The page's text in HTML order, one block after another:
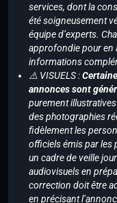
services, dont la
été soigneusement
équipe d’experts.
approfondie pour en
informations
⚠️ VISUELS :
annonces sont
purement
des photographies
fidèlement les
officiels émis par les
un cadre de veille
audiovisuels en
correction doit être
en précisant